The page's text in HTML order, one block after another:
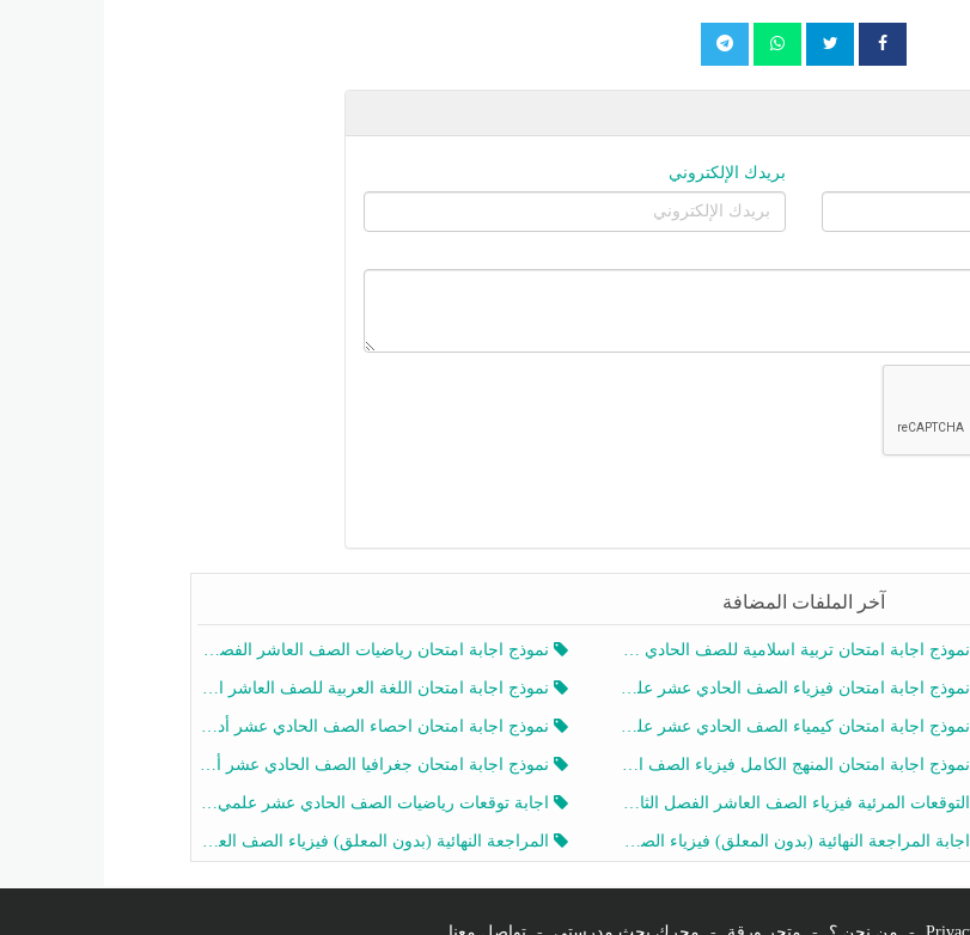
بريدك الإلكتروني
آخر الملفات المضافة
نموذج اجابة امتحان تربية اسلامية للصف الحادي عشر الفصل الثاني 2025-2026 نموذج اجابة امتحان رياضيات الصف العاشر الفصل الثاني 2025-2026
نموذج اجابة امتحان فيزياء الصف الحادي عشر علمي الفصل الثاني 2025-2026 نموذج اجابة امتحان اللغة العربية للصف العاشر الفصل الثاني 2025-2026
نموذج اجابة امتحان كيمياء الصف الحادي عشر علمي الفصل الثاني 2025-2026 نموذج اجابة امتحان احصاء الصف الحادي عشر أدبي الفصل الثاني 2025-2026
نموذج اجابة امتحان المنهج الكامل فيزياء الصف العاشر الفصل الثاني 2025-2026 نموذج اجابة امتحان جغرافيا الصف الحادي عشر أدبي الفصل الثاني 2025-2026
التوقعات المرئية فيزياء الصف العاشر الفصل الثاني 2026 أ هيثم الليثي اجابة توقعات رياضيات الصف الحادي عشر علمي الفصل الثاني 2025-2026 أ عمرو فايز
اجابة المراجعة النهائية (بدون المعلق) فيزياء الصف العاشر الفصل الثاني أ أحمد نبيه المراجعة النهائية (بدون المعلق) فيزياء الصف العاشر الفصل الثاني أ أحمد نبيه